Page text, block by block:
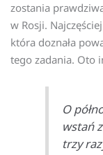
zostania
w Rosji.
która doznała
tego zadania. Oto
O
wstań
trzy